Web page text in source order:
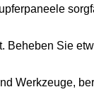
Beheben Sie
Werkzeuge,